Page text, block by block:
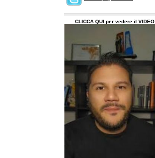
CLICCA QUI per vedere il VIDEO